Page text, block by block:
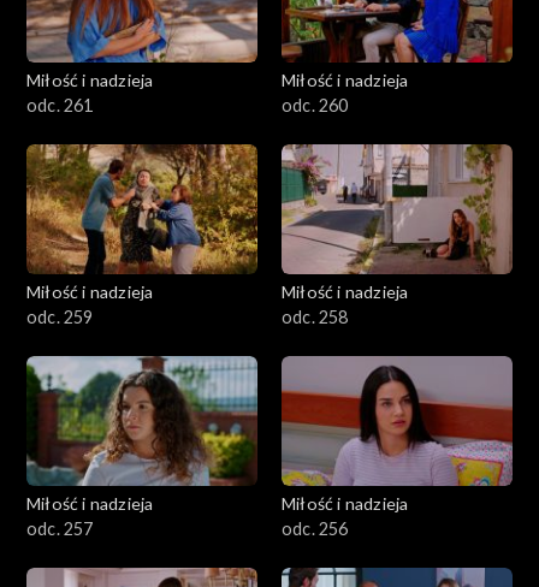
Miłość i nadzieja
odc. 261
Miłość i nadzieja
odc. 260
Miłość i nadzieja
odc. 259
Miłość i nadzieja
odc. 258
Miłość i nadzieja
odc. 257
Miłość i nadzieja
odc. 256